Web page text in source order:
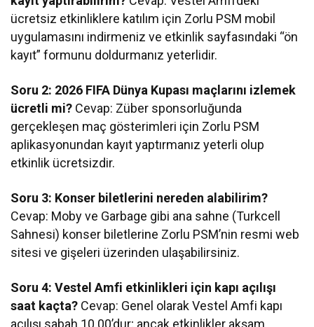
ücretsiz etkinliklere katılım için Zorlu PSM mobil
uygulamasını indirmeniz ve etkinlik sayfasındaki “ön
kayıt” formunu doldurmanız yeterlidir.
Soru 2: 2026 FIFA Dünya Kupası maçlarını izlemek
ücretli mi? Cevap: Züber sponsorluğunda
gerçekleşen maç gösterimleri için Zorlu PSM
aplikasyonundan kayıt yaptırmanız yeterli olup
etkinlik ücretsizdir.
Soru 3: Konser biletlerini nereden alabilirim?
Cevap: Moby ve Garbage gibi ana sahne (Turkcell
Sahnesi) konser biletlerine Zorlu PSM’nin resmi web
sitesi ve gişeleri üzerinden ulaşabilirsiniz.
Soru 4: Vestel Amfi etkinlikleri için kapı açılışı
saat kaçta? Cevap: Genel olarak Vestel Amfi kapı
açılışı sabah 10.00’dur; ancak etkinlikler akşam